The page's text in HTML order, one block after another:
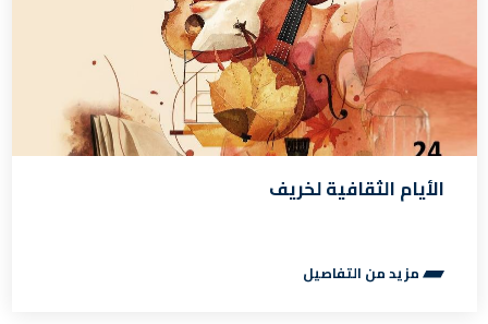
الأيام الثقافية لخريف
مزيد من التفاصيل